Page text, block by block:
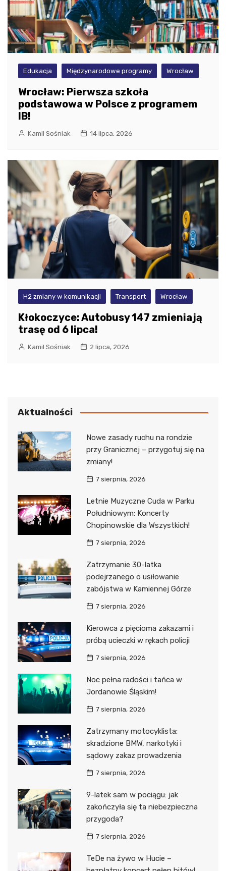
Edukacja Międzynarodowe programy Wrocław
Wrocław: Pierwsza szkoła
podstawowa w Polsce z programem
IB!
Kamil Sośniak 14 lipca, 2026
H2 zmiany w komunikacji Transport Wrocław
Kłokoczyce: Autobusy 147 zmieniają
trasę od 6 lipca!
Kamil Sośniak 2 lipca, 2026
Aktualności
Nowe zasady ruchu na rondzie
przy Granicznej – przygotuj się na
zmiany!
7 sierpnia, 2026
Letnie Muzyczne Cuda w Parku
Południowym: Koncerty
Chopinowskie dla Wszystkich!
7 sierpnia, 2026
Zatrzymanie 30-latka
podejrzanego o usiłowanie
zabójstwa w Kamiennej Górze
7 sierpnia, 2026
Kierowca z pięcioma zakazami i
próbą ucieczki w rękach policji
7 sierpnia, 2026
Noc pełna radości i tańca w
Jordanowie Śląskim!
7 sierpnia, 2026
Zatrzymany motocyklista:
skradzione BMW, narkotyki i
sądowy zakaz prowadzenia
7 sierpnia, 2026
9-latek sam w pociągu: jak
zakończyła się ta niebezpieczna
przygoda?
7 sierpnia, 2026
TeDe na żywo w Hucie –